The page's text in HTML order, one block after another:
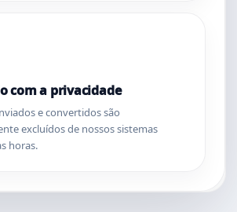
com a privacidade
e convertidos são
excluídos de nossos sistemas
horas.